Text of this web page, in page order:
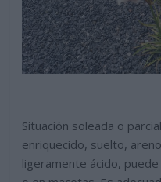
Situación soleada o
enriquecido, suelto,
ligeramente ácido,